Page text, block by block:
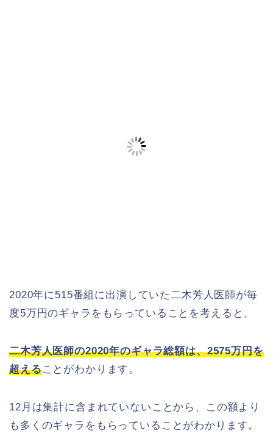
2020年に515番組に出演していた二木芳人医師が毎
度5万円のギャラをもらっていることを考えると、
二木芳人医師の2020年のギャラ総額は、2575万円を
超えることがわかります。
12月は集計に含まれていないことから、この額より
も多くのギャラをもらっていることがわかります。